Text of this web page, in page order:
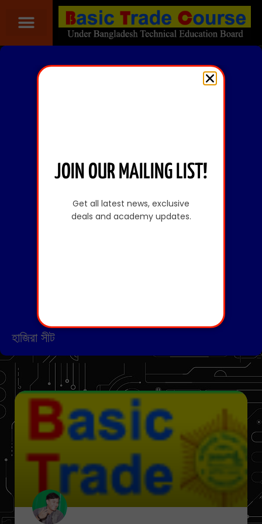
হাজিরা সীট
JOIN OUR MAILING LIST!
Get all latest news, exclusive
deals and academy updates.